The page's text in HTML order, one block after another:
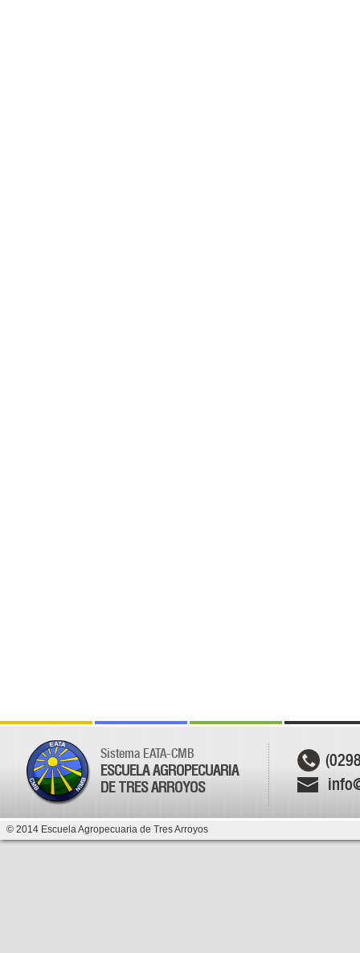
Sistema EATA-CMB
ESCUELA AGROPECUARIA
DE TRES ARROYOS
© 2014 Escuela Agropecuaria de Tres Arroyos